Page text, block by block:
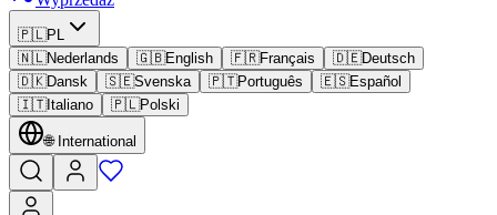
🇵🇱PL
🇳🇱Nederlands 🇬🇧English 🇫🇷Français 🇩🇪Deutsch
🇩🇰Dansk 🇸🇪Svenska 🇵🇹Português 🇪🇸Español
🇮🇹Italiano 🇵🇱Polski
🌐 International